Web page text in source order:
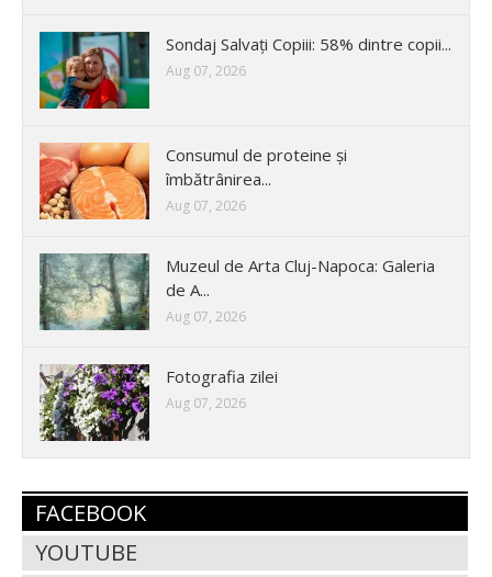
Sondaj Salvați Copiii: 58% dintre copii...
Aug 07, 2026
Consumul de proteine și
îmbătrânirea...
Aug 07, 2026
Muzeul de Arta Cluj-Napoca: Galeria
de A...
Aug 07, 2026
Fotografia zilei
Aug 07, 2026
FACEBOOK
YOUTUBE